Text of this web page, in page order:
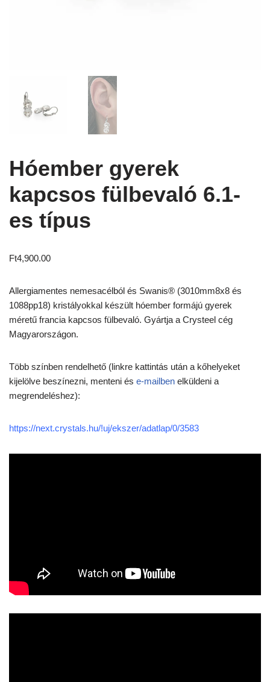
Hóember gyerek
kapcsos fülbevaló 6.1-
es típus
Ft4,900.00
Allergiamentes nemesacélból és Swanis® (3010mm8x8 és
1088pp18) kristályokkal készült hóember formájú gyerek
méretű francia kapcsos fülbevaló. Gyártja a Crysteel cég
Magyarországon.
Több színben rendelhető (linkre kattintás után a kőhelyeket
kijelölve beszínezni, menteni és e-mailben elküldeni a
megrendeléshez):
https://next.crystals.hu/!uj/ekszer/adatlap/0/3583